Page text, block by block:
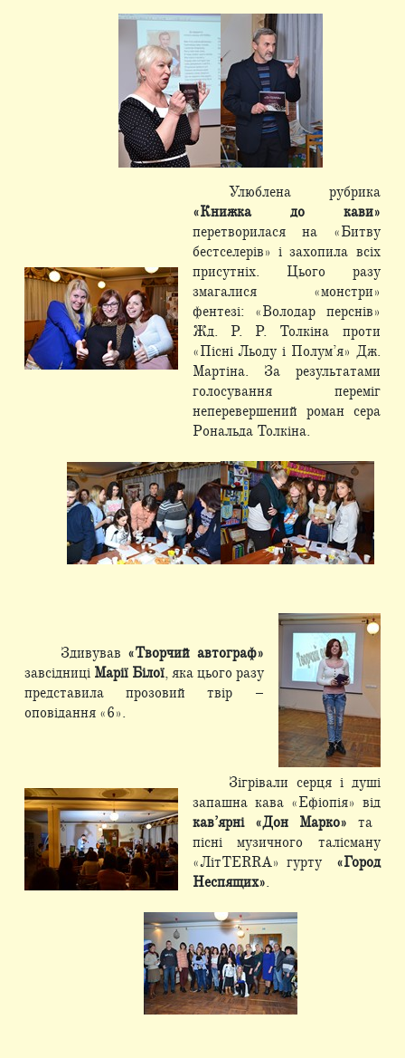
Улюблена рубрика
«Книжка до кави»
перетворилася на «Битву
бестселерів» і захопила всіх
присутніх. Цього разу
змагалися «монстри»
фентезі: «Володар перснів»
Жд. Р. Р. Толкіна проти
«Пісні Льоду і Полум’я» Дж.
Мартіна. За результатами
голосування переміг
неперевершений роман сера
Рональда Толкіна.
Здивував «Творчий автограф»
завсідниціМарії Білої, яка цього разу
представила прозовий твір –
оповідання «6».
Зігрівали серця і душі
запашна кава «Ефіопія» від
кав’ярні «Дон Марко»та
пісні музичного талісману
«ЛітTERRA» гурту «Город
Неспящих».